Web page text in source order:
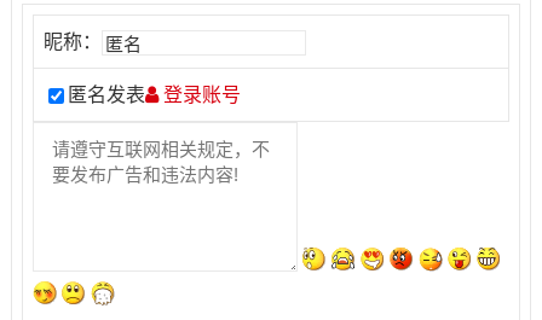
昵称：
匿名发表 登录账号